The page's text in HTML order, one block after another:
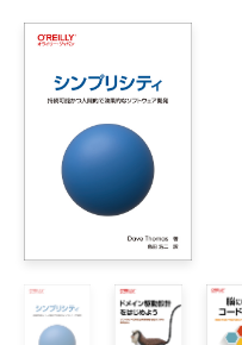
    1章　ガード節
    2章　デッドコード
3章　シンメトリーを揃
4章　新しいインター
    5章　読む順番
    6章　凝集の順番
    8章　説明変数
    9章　説明定数